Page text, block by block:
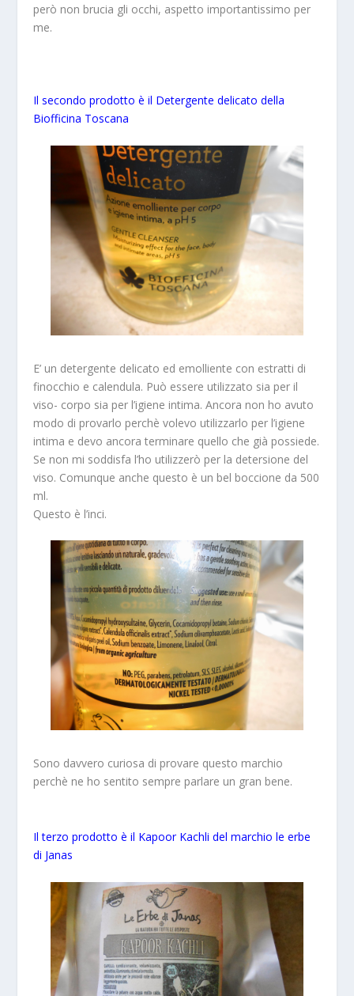
però non brucia gli occhi, aspetto importantissimo per
me.
Il secondo prodotto è il Detergente delicato della
Biofficina Toscana
E’ un detergente delicato ed emolliente con estratti di
finocchio e calendula. Può essere utilizzato sia per il
viso- corpo sia per l’igiene intima. Ancora non ho avuto
modo di provarlo perchè volevo utilizzarlo per l’igiene
intima e devo ancora terminare quello che già possiede.
Se non mi soddisfa l’ho utilizzerò per la detersione del
viso. Comunque anche questo è un bel boccione da 500
ml.
Questo è l’inci.
Sono davvero curiosa di provare questo marchio
perchè ne ho sentito sempre parlare un gran bene.
Il terzo prodotto è il Kapoor Kachli del marchio le erbe
di Janas